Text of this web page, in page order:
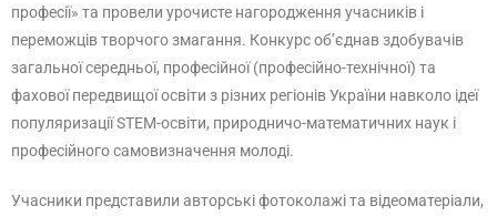
професії» та провели урочисте нагородження учасників і
переможців творчого змагання. Конкурс об’єднав здобувачів
загальної середньої, професійної (професійно-технічної) та
фахової передвищої освіти з різних регіонів України навколо ідеї
популяризації STEM-освіти, природничо-математичних наук і
професійного самовизначення молоді.
Учасники представили авторські фотоколажі та відеоматеріали,